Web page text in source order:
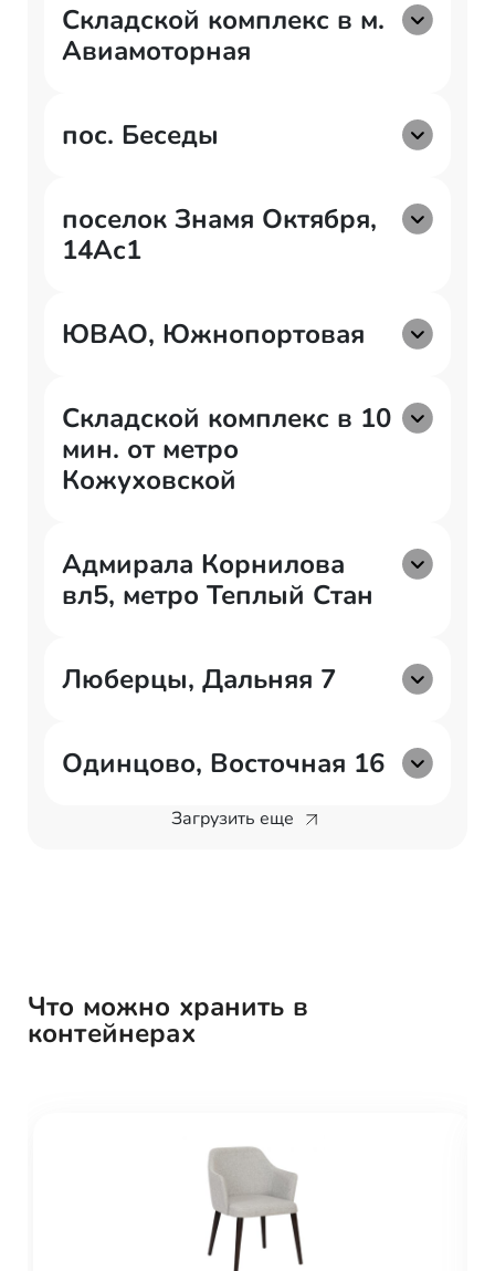
Складской комплекс в м.
Авиамоторная
пос. Беседы
поселок Знамя Октября,
14Ас1
ЮВАО, Южнопортовая
Складской комплекс в 10
мин. от метро
Кожуховской
Адмирала Корнилова
вл5, метро Теплый Стан
Люберцы, Дальняя 7
Одинцово, Восточная 16
Загрузить еще
Что можно хранить в
контейнерах